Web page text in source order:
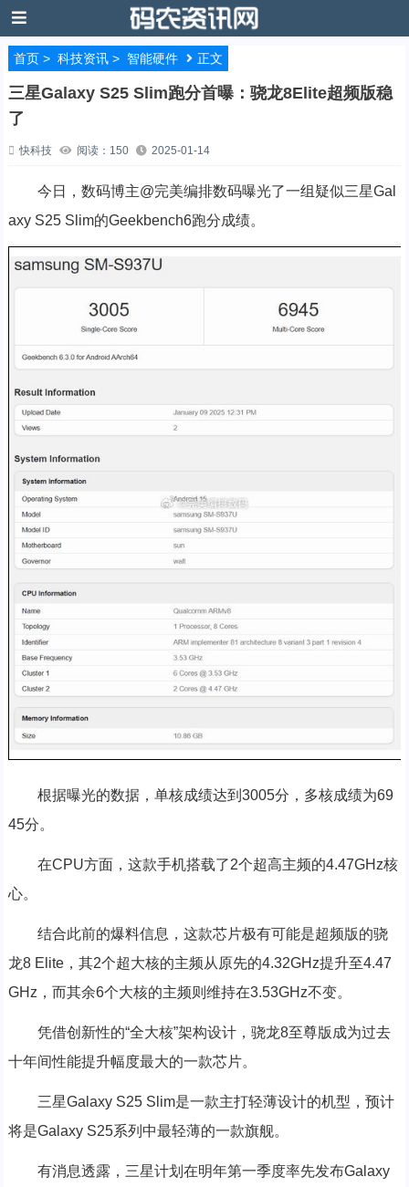
首页> 科技资讯> 智能硬件 正文
三星Galaxy S25 Slim跑分首曝：骁龙8Elite超频版稳
了
快科技 阅读：150 2025-01-14
今日，数码博主@完美编排数码曝光了一组疑似三星Gal
axy S25 Slim的Geekbench6跑分成绩。
根据曝光的数据，单核成绩达到3005分，多核成绩为69
45分。
在CPU方面，这款手机搭载了2个超高主频的4.47GHz核
心。
结合此前的爆料信息，这款芯片极有可能是超频版的骁
龙8 Elite，其2个超大核的主频从原先的4.32GHz提升至4.47
GHz，而其余6个大核的主频则维持在3.53GHz不变。
凭借创新性的“全大核”架构设计，骁龙8至尊版成为过去
十年间性能提升幅度最大的一款芯片。
三星Galaxy S25 Slim是一款主打轻薄设计的机型，预计
将是Galaxy S25系列中最轻薄的一款旗舰。
有消息透露，三星计划在明年第一季度率先发布Galaxy